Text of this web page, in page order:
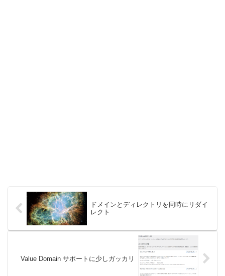
ドメインとディレクトリを同時にリダイ
レクト
Value Domain サポートに少しガッカリ